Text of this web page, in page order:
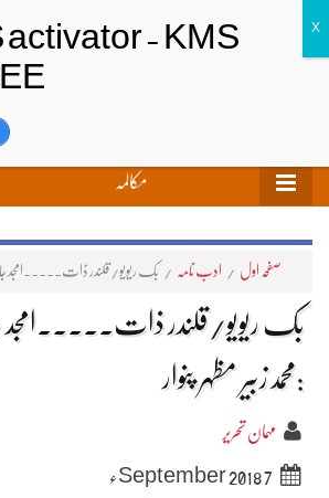
مکالمہ
صفحہ اول / ادب نامہ / بک ریویو/قلندر ذات۔۔۔۔۔امجد
بک ریویو/قلندر ذات۔۔۔۔۔امجد
:محمدزبیر مظہر پنوار
مہمان تحریر
7 September 2018ء